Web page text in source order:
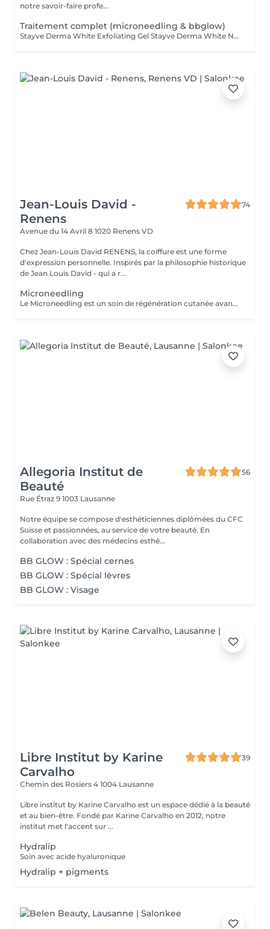
notre savoir-faire profe...
Traitement complet (microneedling & bbglow)
Stayve Derma White Exfoliating Gel Stayve Derma White Neutralizing Foam Carboxy Therapy Mesotherapy Microneedling (MTS) BB Glow Serum (fondation, pigment) RibeSkin RX Mask LED Light Therapy Stayve Repair Cream À RENOUVELER 1x PAR MOIS POUR UNE CURE INTENSE DE MINIMUM 3 MOIS POUR AVOIR LES MEILLEURS RESULTATS!
Jean-Louis David -
Renens
74
Avenue du 14 Avril 8 1020 Renens VD
Chez Jean-Louis David RENENS, la coiffure est une forme
d'expression personnelle. Inspirés par la philosophie historique
de Jean Louis David - qui a r...
Microneedling
Le Microneedling est un soin de régénération cutanée avancé qui stimule les mécanismes naturels de réparation de la peau. Grâce à de micro-perforations contrôlées, il active la production de collagène et d'élastine, améliore la texture de la peau et favorise une pénétration optimale des actifs. Ce soin est réalisé avec des sérums hautement concentrés à effet lifting et botox, riches en acide hyaluronique, peptides et complexes régénérants, afin de lisser les traits, repulper la peau et améliorer visiblement sa qualité. Bénéfices du microneedling Stimulation intense du collagène et de l'élastine Effet liftant et tenseur naturel Lissage des ridules et signes de fatigue Hydratation profonde et durable Amélioration de la fermeté et de l'élasticité Grain de peau affiné et teint plus uniforme Zones traitées Visage Cou Décolleté Autres zones sur demande Résultats attendus Dès les premières séances, la peau est plus ferme, plus lisse et repulpée. Le teint est plus lumineux et la texture de la peau visiblement améliorée. En cure, les résultats sont progressifs et durables, avec un effet rajeunissant global. Recommandé en cure pour optimiser la régénération cutanée
Allegoria Institut de
Beauté
56
Rue Étraz 9 1003 Lausanne
Notre équipe se compose d'esthéticiennes diplômées du CFC
Suisse et passionnées, au service de votre beauté. En
collaboration avec des médecins esthé...
BB GLOW : Spécial cernes
BB GLOW : Spécial lèvres
BB GLOW : Visage
Libre Institut by Karine
Carvalho
39
Chemin des Rosiers 4 1004 Lausanne
Libre institut by Karine Carvalho est un espace dédié à la beauté
et au bien-être. Fondé par Karine Carvalho en 2012, notre
institut met l'accent sur ...
Hydralip
Soin avec acide hyaluronique
Hydralip + pigments